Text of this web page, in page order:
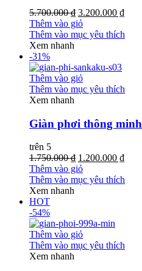
5.700.000 ₫ 3.200.000 ₫
Thêm vào giỏ
Thêm vào mục yêu thích
Xem nhanh
-31%
Thêm vào giỏ
Thêm vào mục yêu thích
Xem nhanh
Giàn phơi thông
trên 5
1.750.000 ₫ 1.200.000 ₫
Thêm vào giỏ
Thêm vào mục yêu thích
Xem nhanh
HOT
-54%
Thêm vào giỏ
Thêm vào mục yêu thích
Xem nhanh